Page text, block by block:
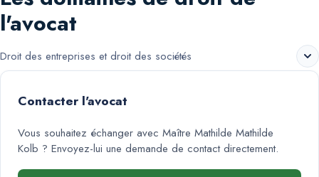
l'avocat
Droit des entreprises et droit des sociétés
Contacter l'avocat
Vous souhaitez échanger avec Maître Mathilde Mathilde
Kolb ? Envoyez-lui une demande de contact directement.